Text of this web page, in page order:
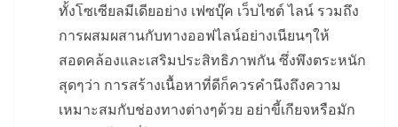
ทั้งโซเซียลมีเดียอย่าง เฟซบุ๊ค เว็บไซต์ ไลน์ รวมถึง
การผสมผสานกับทางออฟไลน์อย่างเนียนๆให้
สอดคล้องและเสริมประสิทธิภาพกัน ซึ่งพึงตระหนัก
สุดๆว่า การสร้างเนื้อหาที่ดีก็ควรคำนึงถึงความ
เหมาะสมกับช่องทางต่างๆด้วย อย่าขี้เกียจหรือมัก